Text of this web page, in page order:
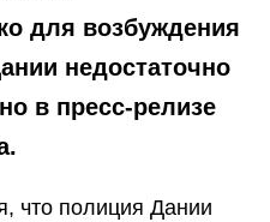
для возбуждения
недостаточно
в пресс-релизе
что полиция Дании